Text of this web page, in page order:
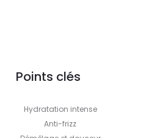
Points clés
Hydratation intense
Anti-frizz